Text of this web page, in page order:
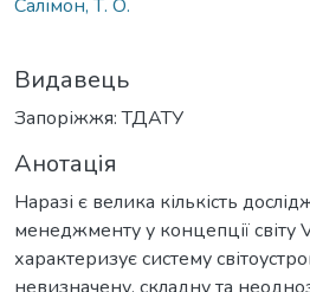
Салімон, Т. О.
Видавець
Запоріжжя: ТДАТУ
Анотація
Наразі є велика кількість
менеджменту у концепції світу
характеризує систему